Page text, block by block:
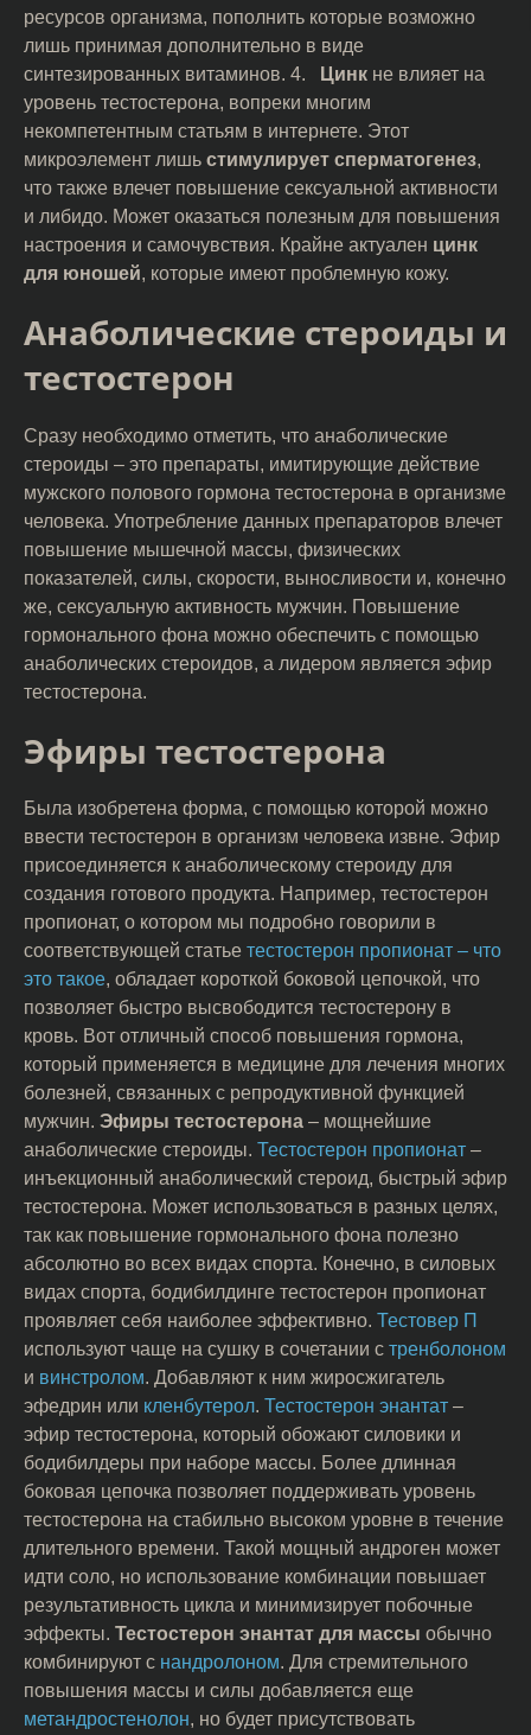
ресурсов организма, пополнить которые возможно
лишь принимая дополнительно в виде
синтезированных витаминов. 4. Цинк не влияет на
уровень тестостерона, вопреки многим
некомпетентным статьям в интернете. Этот
микроэлемент лишь стимулирует сперматогенез,
что также влечет повышение сексуальной активности
и либидо. Может оказаться полезным для повышения
настроения и самочувствия. Крайне актуален цинк
для юношей, которые имеют проблемную кожу.
Анаболические стероиды и
тестостерон
Сразу необходимо отметить, что анаболические
стероиды – это препараты, имитирующие действие
мужского полового гормона тестостерона в организме
человека. Употребление данных препараторов влечет
повышение мышечной массы, физических
показателей, силы, скорости, выносливости и, конечно
же, сексуальную активность мужчин. Повышение
гормонального фона можно обеспечить с помощью
анаболических стероидов, а лидером является эфир
тестостерона.
Эфиры тестостерона
Была изобретена форма, с помощью которой можно
ввести тестостерон в организм человека извне. Эфир
присоединяется к анаболическому стероиду для
создания готового продукта. Например, тестостерон
пропионат, о котором мы подробно говорили в
соответствующей статье тестостерон пропионат – что
это такое, обладает короткой боковой цепочкой, что
позволяет быстро высвободится тестостерону в
кровь. Вот отличный способ повышения гормона,
который применяется в медицине для лечения многих
болезней, связанных с репродуктивной функцией
мужчин. Эфиры тестостерона – мощнейшие
анаболические стероиды. Тестостерон пропионат –
инъекционный анаболический стероид, быстрый эфир
тестостерона. Может использоваться в разных целях,
так как повышение гормонального фона полезно
абсолютно во всех видах спорта. Конечно, в силовых
видах спорта, бодибилдинге тестостерон пропионат
проявляет себя наиболее эффективно. Тестовер П
используют чаще на сушку в сочетании с тренболоном
и винстролом. Добавляют к ним жиросжигатель
эфедрин или кленбутерол. Тестостерон энантат –
эфир тестостерона, который обожают силовики и
бодибилдеры при наборе массы. Более длинная
боковая цепочка позволяет поддерживать уровень
тестостерона на стабильно высоком уровне в течение
длительного времени. Такой мощный андроген может
идти соло, но использование комбинации повышает
результативность цикла и минимизирует побочные
эффекты. Тестостерон энантат для массы обычно
комбинируют с нандролоном. Для стремительного
повышения массы и силы добавляется еще
метандростенолон, но будет присутствовать